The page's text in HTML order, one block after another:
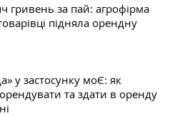
гривень за пай: агрофірма
підняла орендну
у застосунку моЄ: як
та здати в оренду